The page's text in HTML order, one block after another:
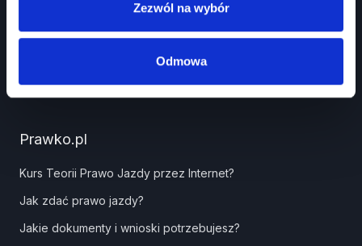
Zezwól na wybór
Odmowa
Prawko.pl
Kurs Teorii Prawo Jazdy przez Internet?
Jak zdać prawo jazdy?
Jakie dokumenty i wnioski potrzebujesz?